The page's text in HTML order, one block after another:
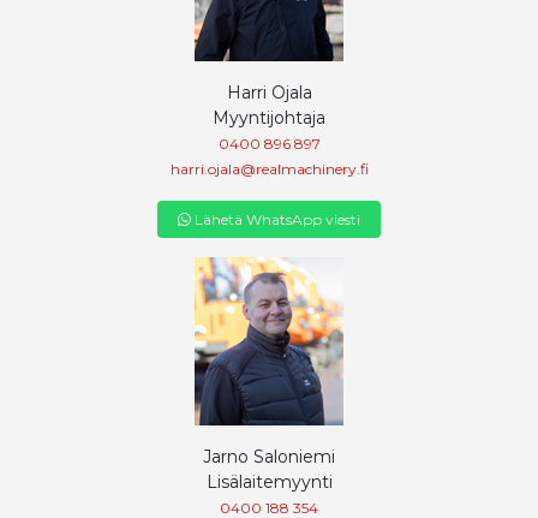
Harri Ojala
Myyntijohtaja
0400 896 897
harri.ojala@realmachinery.fi
Lähetä WhatsApp viesti
Jarno Saloniemi
Lisälaitemyynti
0400 188 354